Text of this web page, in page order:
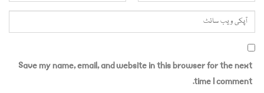
Save my name, email, and website in this browser for the next
time I comment.